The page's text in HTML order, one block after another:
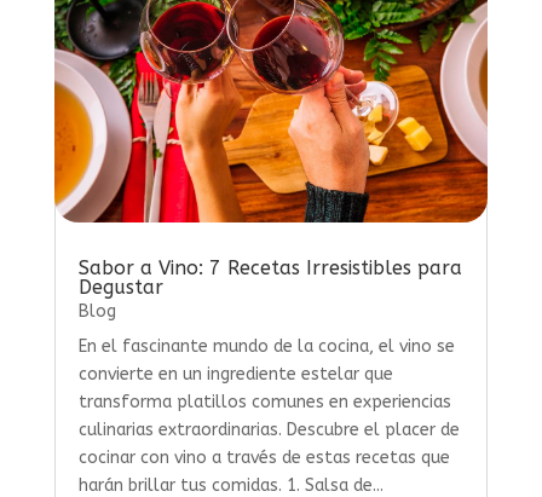
Sabor a Vino: 7 Recetas Irresistibles para
Degustar
Blog
En el fascinante mundo de la cocina, el vino se
convierte en un ingrediente estelar que
transforma platillos comunes en experiencias
culinarias extraordinarias. Descubre el placer de
cocinar con vino a través de estas recetas que
harán brillar tus comidas. 1. Salsa de...